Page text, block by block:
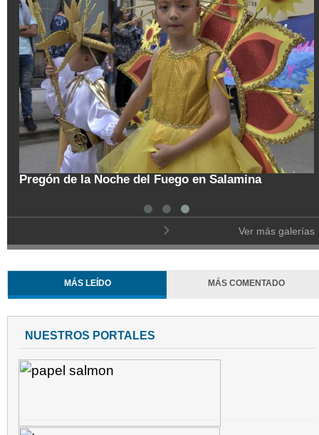
Pregón de la Noche del Fuego en Salamina
Ver más galerías
MÁS LEÍDO MÁS COMENTADO
NUESTROS PORTALES